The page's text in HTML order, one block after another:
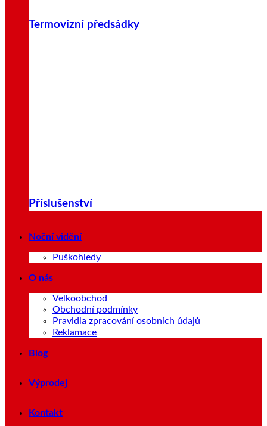
Termovizní předsádky
Příslušenství
Noční vidění
Puškohledy
O nás
Velkoobchod
Obchodní podmínky
Pravidla zpracování osobních údajů
Reklamace
Blog
Výprodej
Kontakt